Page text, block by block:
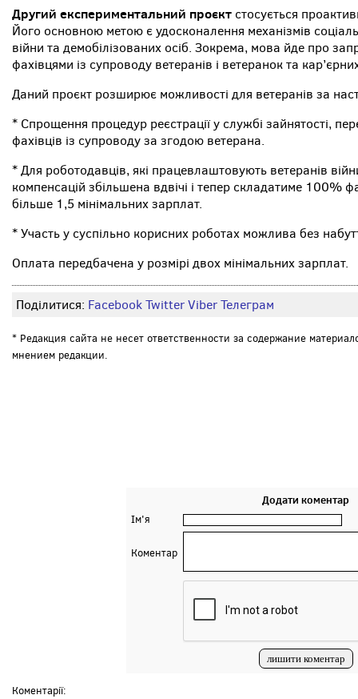
Другий експериментальний проєкт стосується
Його основною метою є удосконалення механізмів
війни та демобілізованих осіб. Зокрема, мова йде про
фахівцями із супроводу ветеранів і ветеранок та
Даний проєкт розширює можливості для ветеранів за
* Спрощення процедур реєстрації у службі зайнятості,
фахівців із супроводу за згодою ветерана.
* Для роботодавців, які працевлаштовують ветеранів
компенсацій збільшена вдвічі і тепер складатиме 100%
більше 1,5 мінімальних зарплат.
* Участь у суспільно корисних роботах можлива без
Оплата передбачена у розмірі двох мінімальних зарплат.
Поділитися: FacebookTwitterViberТелеграм
* Редакция сайта не несет ответственности за содержание
мнением редакции.
Додати коментар
Ім'я
Коментар
Коментарії: